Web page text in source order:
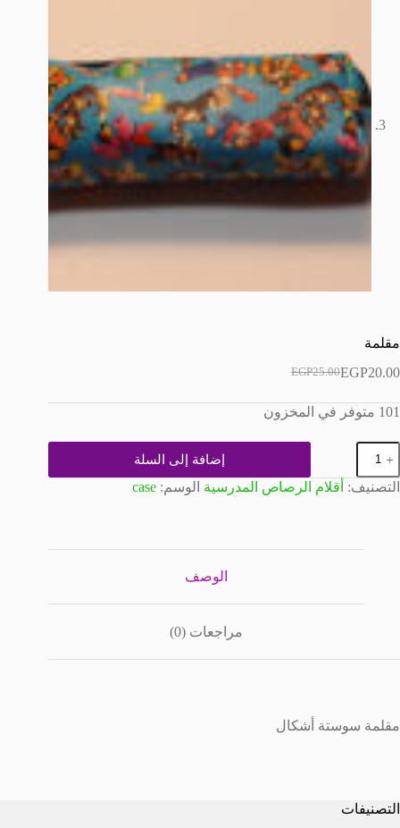
مقلمة
EGP25.00
السعر
هو:
EGP20.00
السعر
هو:
101 متوفر في المخزون
كمية
مقلمة
إضافة إلى السلة
التصنيف: أقلام الرصاص المدرسية الوسم: case
الوصف
مراجعات (0)
مقلمة سوستة أشكال
التصنيفات